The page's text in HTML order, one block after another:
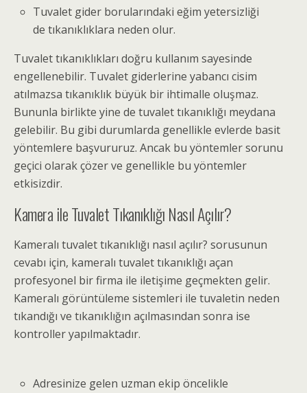
Tuvalet gider borularındaki eğim yetersizliği
de tıkanıklıklara neden olur.
Tuvalet tıkanıklıkları doğru kullanım sayesinde
engellenebilir. Tuvalet giderlerine yabancı cisim
atılmazsa tıkanıklık büyük bir ihtimalle oluşmaz.
Bununla birlikte yine de tuvalet tıkanıklığı meydana
gelebilir. Bu gibi durumlarda genellikle evlerde basit
yöntemlere başvururuz. Ancak bu yöntemler sorunu
geçici olarak çözer ve genellikle bu yöntemler
etkisizdir.
Kamera ile Tuvalet Tıkanıklığı Nasıl Açılır?
Kameralı tuvalet tıkanıklığı nasıl açılır? sorusunun
cevabı için, kameralı tuvalet tıkanıklığı açan
profesyonel bir firma ile iletişime geçmekten gelir.
Kameralı görüntüleme sistemleri ile tuvaletin neden
tıkandığı ve tıkanıklığın açılmasından sonra ise
kontroller yapılmaktadır.
Adresinize gelen uzman ekip öncelikle